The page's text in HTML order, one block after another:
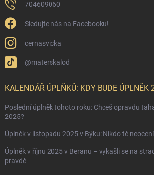
704609060
Sledujte nás na Facebooku!
cernasvicka
@materskalod
KALENDÁŘ ÚPLŇKŮ: KDY BUDE ÚPLNĚK
Poslední úplněk tohoto roku: Chceš opravdu
2025?
Úplněk v listopadu 2025 v Býku: Nikdo tě
Úplněk v říjnu 2025 v Beranu – vykašli se na
pravdě